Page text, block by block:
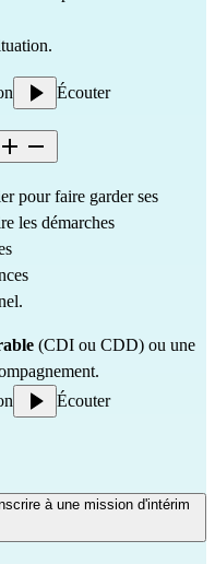
Écouter
pour faire garder ses
les démarches
Écouter
à une mission d'intérim